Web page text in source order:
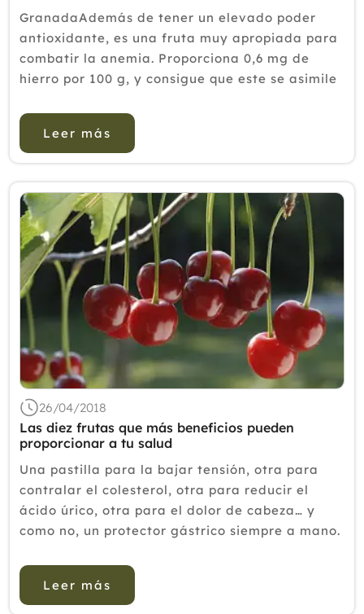
2014
2013
2012
GranadaAdemás de tener un elevado poder
antioxidante, es una fruta muy apropiada para
combatir la anemia. Proporciona 0,6 mg de
hierro por 100 g, y consigue que este se asimile
mg/100 g). Y no solo esto, sino que esta
vitamina C es más estable que ...
Leer más
26/04/2018
Las diez frutas que más beneficios pueden
proporcionar a tu salud
Una pastilla para la bajar tensión, otra para
contralar el colesterol, otra para reducir el
ácido úrico, otra para el dolor de cabeza… y
como no, un protector gástrico siempre a mano.
Aunque no siempre es evitable, sobre todo si no
se previene me...
Leer más